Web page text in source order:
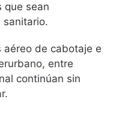
que sean
sanitario.
aéreo de cabotaje e
entre
continúan sin